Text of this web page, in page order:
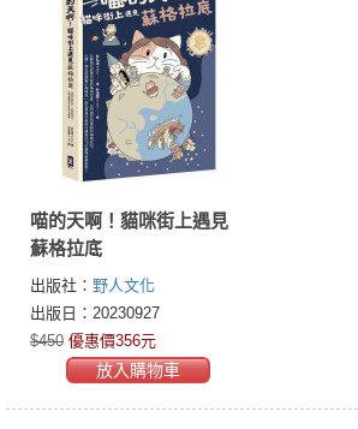
喵的天啊！貓咪街上遇見
蘇格拉底
出版社： 野人文化
出版日：20230927
$450 優惠價356元
放入購物車